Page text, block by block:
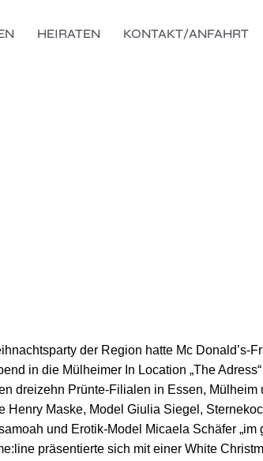
HEIRATEN KONTAKT/ANFAHRT
der Region hatte Mc Donald’s-
in die Mülheimer In Location „The
dreizehn Prünte-Filialen in Essen,
Henry Maske, Model Giulia Siegel,
und Erotik-Model Micaela Schäfer „im
präsentierte sich mit einer White